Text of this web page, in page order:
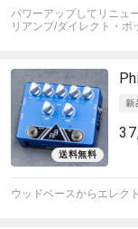
パワーアップしてリニュ
リアンプ/ダイレクト・ボ
ウッドベースからエレク